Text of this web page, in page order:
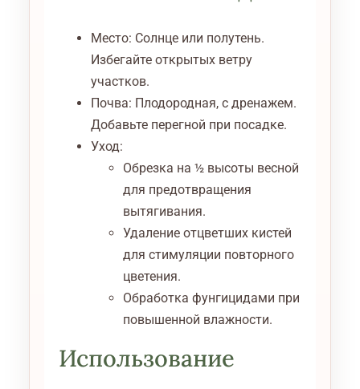
Место: Солнце или полутень.
Избегайте открытых ветру
участков.
Почва: Плодородная, с дренажем.
Добавьте перегной при посадке.
Уход:
Обрезка на ½ высоты весной
для предотвращения
вытягивания.
Удаление отцветших кистей
для стимуляции повторного
цветения.
Обработка фунгицидами при
повышенной влажности.
Использование